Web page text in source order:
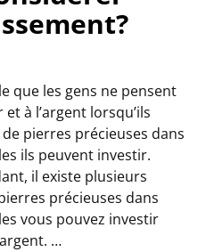
que les gens ne pensent
et à l’argent lorsqu’ils
pierres précieuses dans
ils peuvent investir.
il existe plusieurs
précieuses dans
vous pouvez investir
…